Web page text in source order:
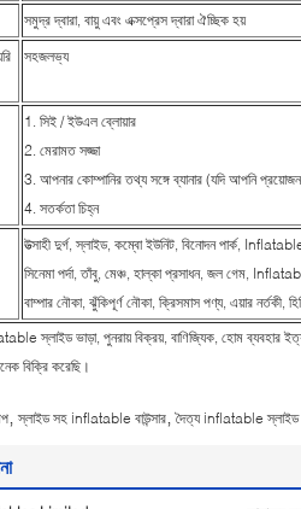
সমুদ্র দ্বারা, বায়ু এবং এক্সপ্রেস দ্বারা ঐচ্ছিক হয়
সহজলভ্য
1. সিই / ইউএল ব্লোয়ার
2. মেরামত সজ্জা
3. আপনার কোম্পানির তথ্য সঙ্গে ব্যানার (যদি আপনি
4. সতর্কতা চিহ্ন
উত্সাহী দুর্গ, স্লাইড, কম্বো ইউনিট, বিনোদন পার্ক,
সিনেমা পর্দা, তাঁবু, মেঞ্চ, হাল্কা প্রসাধন, জল গেম,
বাম্পার নৌকা, ঝুঁকিপূর্ণ নৌকা, ক্রিসমাস পণ্য, এয়ার নর্তকী,
স্লাইড ভাড়া, পুনরায় বিক্রয়, বাণিজ্যিক, হোম ব্যবহার
বিক্রি করেছি।
স্লাইড সহ inflatable বাউন্সার দৈত্য inflatable স্লাইড